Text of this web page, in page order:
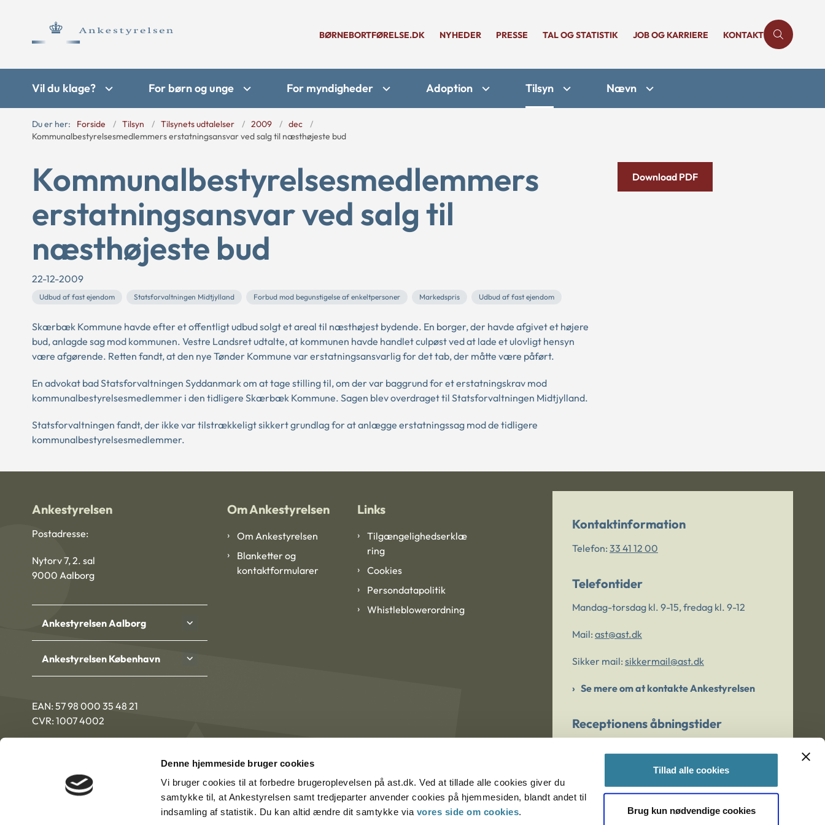
Denne hjemmeside bruger cookies
Vi bruger cookies til at forbedre brugeroplevelsen på ast.dk. Ved at tillade alle cookies giver du
samtykke til, at Ankestyrelsen samt tredjeparter anvender cookies på hjemmesiden, blandt andet til
indsamling af statistik. Du kan altid ændre dit samtykke via vores side om cookies.
Tillad alle cookies
Brug kun nødvendige cookies
BØRNEBORTFØRELSE.DK NYHEDER PRESSE TAL OG STATISTIK JOB OG KARRIERE KONTAKT
Vil du klage? For børn og unge For myndigheder Adoption Tilsyn Nævn
Du er her: Forside Tilsyn Tilsynets udtalelser 2009
dec
Kommunalbestyrelsesmedlemmers erstatningsansvar ved salg til næsthøjeste bud
Kommunalbestyrelsesmedlemmers
erstatningsansvar ved salg til
næsthøjeste bud
22-12-2009
Udbud af fast ejendom Statsforvaltningen Midtjylland Forbud mod begunstigelse af enkeltpersoner Markedspris Udbud af fast ejendom
Skærbæk Kommune havde efter et offentligt udbud solgt et areal til næsthøjest bydende. En borger, der havde afgivet et højere
bud, anlagde sag mod kommunen. Vestre Landsret udtalte, at kommunen havde handlet culpøst ved at lade et ulovligt hensyn
være afgørende. Retten fandt, at den nye Tønder Kommune var erstatningsansvarlig for det tab, der måtte være påført.
En advokat bad Statsforvaltningen Syddanmark om at tage stilling til, om der var baggrund for et erstatningskrav mod
kommunalbestyrelsesmedlemmer i den tidligere Skærbæk Kommune. Sagen blev overdraget til Statsforvaltningen Midtjylland.
Statsforvaltningen fandt, der ikke var tilstrækkeligt sikkert grundlag for at anlægge erstatningssag mod de tidligere
kommunalbestyrelsesmedlemmer.
Download PDF
Ankestyrelsen
Postadresse:
Nytorv 7, 2. sal
9000 Aalborg
Ankestyrelsen Aalborg
Ankestyrelsen København
EAN: 57 98 000 35 48 21
CVR: 1007 4002
Om Ankestyrelsen
Om Ankestyrelsen
Blanketter og
kontaktformularer
Links
Tilgængelighedserklæ
ring
Cookies
Persondatapolitik
Whistleblowerordning
Kontaktinformation
Telefon: 33 41 12 00
Telefontider
Mandag-torsdag kl. 9-15, fredag kl. 9-12
Mail: ast@ast.dk
Sikker mail: sikkermail@ast.dk
Se mere om at kontakte Ankestyrelsen
Receptionens åbningstider
Er du bekymret for et barn/en ung?